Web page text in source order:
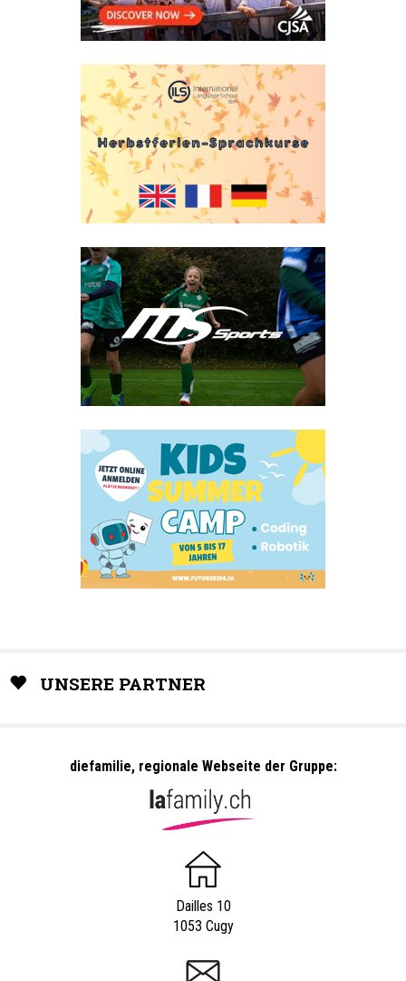
UNSERE PARTNER
diefamilie, regionale Webseite der Gruppe:
Dailles 10
1053 Cugy